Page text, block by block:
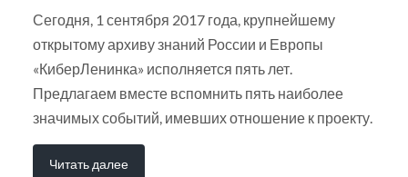
Сегодня, 1 сентября 2017 года, крупнейшему
открытому архиву знаний России и Европы
«КиберЛенинка» исполняется пять лет.
Предлагаем вместе вспомнить пять наиболее
значимых событий, имевших отношение к проекту.
Читать далее